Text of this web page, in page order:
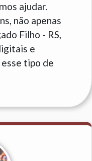
ajudar.
não apenas
Filho - RS,
e
tipo de